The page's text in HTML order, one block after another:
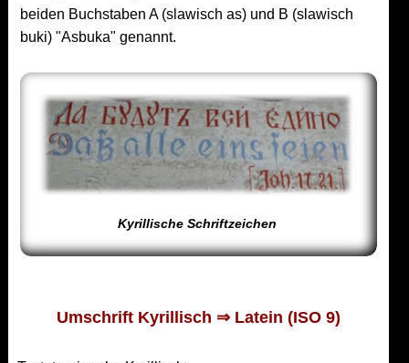
beiden Buchstaben A (slawisch as) und B (slawisch
buki) "Asbuka" genannt.
Kyrillische Schriftzeichen
Umschrift Kyrillisch ⇒ Latein (ISO 9)